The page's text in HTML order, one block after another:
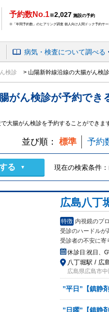
予約数No.1※2,027 施設の予約
※「年間予約数」のヒアリング調査 個人向け人間ドック予約サ
病気・検査について調べる
検診 山陽新幹線沿線の大腸がん検
がん検診が予約でき
大腸がん検診を予約することができ
並び順： 標準 予約
る ▼ 現在の検索条件：
広島八丁
特徴 内視鏡のプ
受診のハードルが
受診者の不安に寄
休診日:祝日、
八丁堀駅 / 広
広島県広島市
”平日”【鎮静
”日曜”【鎮静